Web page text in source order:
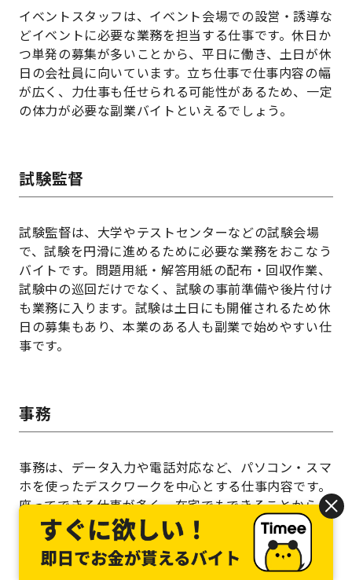
イベントスタッフは、イベント会場での設営・誘導な
どイベントに必要な業務を担当する仕事です。休日か
つ単発の募集が多いことから、平日に働き、土日が休
日の会社員に向いています。立ち仕事で仕事内容の幅
が広く、力仕事も任せられる可能性があるため、一定
の体力が必要な副業バイトといえるでしょう。
試験監督
試験監督は、大学やテストセンターなどの試験会場
で、試験を円滑に進めるために必要な業務をおこなう
バイトです。問題用紙・解答用紙の配布・回収作業、
試験中の巡回だけでなく、試験の事前準備や後片付け
も業務に入ります。試験は土日にも開催されるため休
日の募集もあり、本業のある人も副業で始めやすい仕
事です。
事務
事務は、データ入力や電話対応など、パソコン・スマ
ホを使ったデスクワークを中心とする仕事内容です。
座ってできる仕事が多く、在宅でもできることから、
体力の消耗が少ないため、本業に支障をきたさないこ
とを重視するなら始めやすい副業バイトといえるでし
ょう。